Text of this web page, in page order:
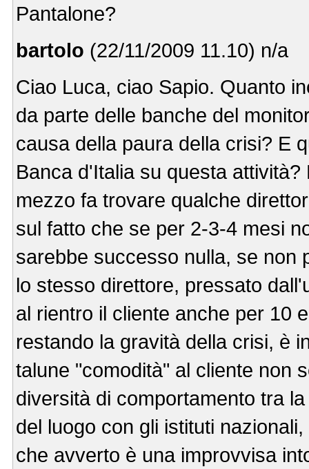
Pantalone?
bartolo (22/11/2009 11.10) n/a
Ciao Luca, ciao Sapio. Quanto
da parte delle banche del
causa della paura della crisi? E
Banca d'Italia su questa
mezzo fa trovare qualche
sul fatto che se per 2-3-4 mesi
sarebbe successo nulla, se non
lo stesso direttore, pressato
al rientro il cliente anche per 10
restando la gravità della crisi, è
talune "comodità" al cliente non
diversità di comportamento tra
del luogo con gli istituti
che avverto è una improvvisa